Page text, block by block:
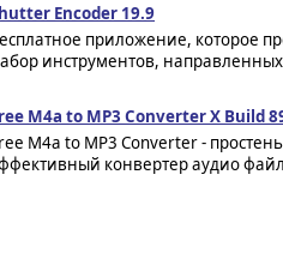
Encoder 19.9
приложение, которое
инструментов,
M4a to MP3 Converter X Build
M4a to MP3 Converter -
конвертер аудио